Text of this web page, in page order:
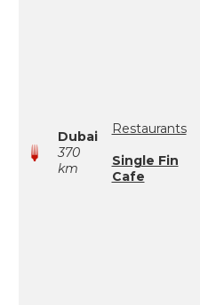
Dubai
370
km
Restaurants
Single Fin
Cafe